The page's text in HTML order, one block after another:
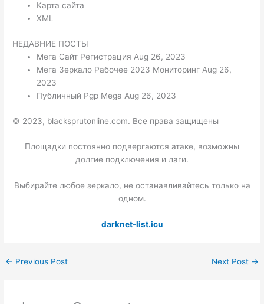
Карта сайта
XML
НЕДАВНИЕ ПОСТЫ
Мега Сайт Регистрация Aug 26, 2023
Мега Зеркало Рабочее 2023 Мониторинг Aug 26,
2023
Публичный Pgp Mega Aug 26, 2023
© 2023, blacksprutonline.com. Все права защищены
Площадки постоянно подвергаются атаке, возможны
долгие подключения и лаги.
Выбирайте любое зеркало, не останавливайтесь только на
одном.
darknet-list.icu
← Previous Post Next Post →